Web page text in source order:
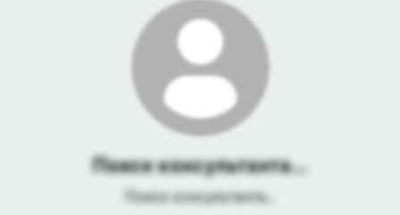
Поиск консультанта...
Поиск консультанта...